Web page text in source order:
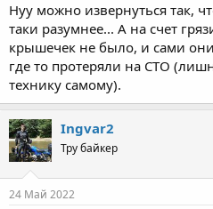
Нуу можно извернуться так,
таки разумнее... А на счет
крышечек не было, и сами
где то протеряли на СТО
технику самому).
Ingvar2
Тру байкер
24 Май 2022